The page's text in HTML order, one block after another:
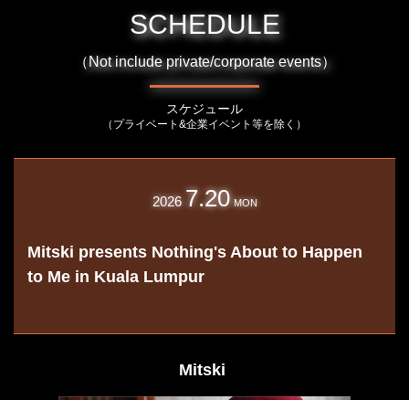
SCHEDULE
（Not include private/corporate events）
スケジュール
（プライベート&企業イベント等を除く）
2026 7.20 MON
Mitski presents Nothing's About to Happen
to Me in Kuala Lumpur
Mitski